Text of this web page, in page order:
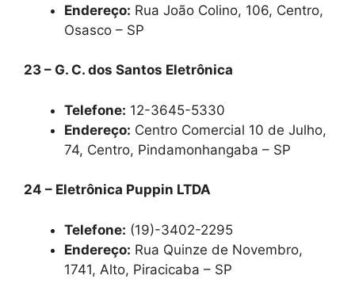
Endereço: Rua João Colino, 106, Centro,
Osasco – SP
23 – G. C. dos Santos Eletrônica
Telefone: 12-3645-5330
Endereço: Centro Comercial 10 de Julho,
74, Centro, Pindamonhangaba – SP
24 – Eletrônica Puppin LTDA
Telefone: (19)-3402-2295
Endereço: Rua Quinze de Novembro,
1741, Alto, Piracicaba – SP